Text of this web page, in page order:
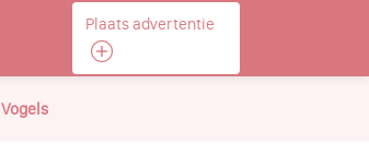
Plaats advertentie
Vogels